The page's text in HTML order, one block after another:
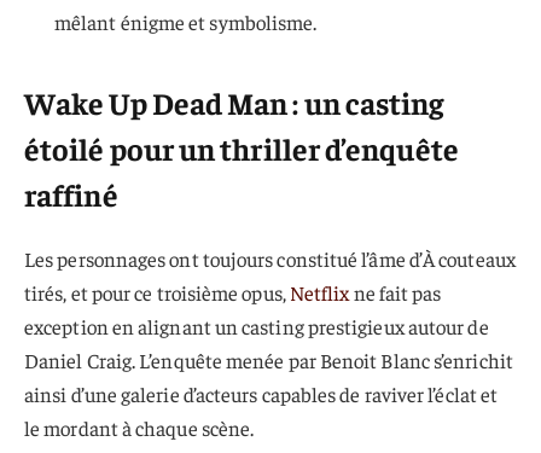
mêlant énigme et symbolisme.
Wake Up Dead Man : un casting
étoilé pour un thriller d’enquête
raffiné
Les personnages ont toujours constitué l’âme d’À couteaux
tirés, et pour ce troisième opus,Netflixne fait pas
exception en alignant un casting prestigieux autour de
Daniel Craig. L’enquête menée par Benoit Blanc s’enrichit
ainsi d’une galerie d’acteurs capables de raviver l’éclat et
le mordant à chaque scène.